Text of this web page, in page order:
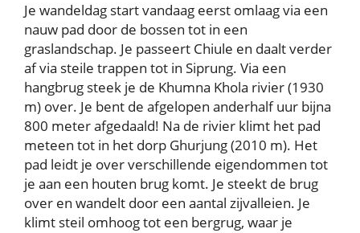
Je wandeldag start vandaag eerst omlaag via een
nauw pad door de bossen tot in een
graslandschap. Je passeert Chiule en daalt verder
af via steile trappen tot in Siprung. Via een
hangbrug steek je de Khumna Khola rivier (1930
m) over. Je bent de afgelopen anderhalf uur bijna
800 meter afgedaald! Na de rivier klimt het pad
meteen tot in het dorp Ghurjung (2010 m). Het
pad leidt je over verschillende eigendommen tot
je aan een houten brug komt. Je steekt de brug
over en wandelt door een aantal zijvalleien. Je
klimt steil omhoog tot een bergrug, waar je